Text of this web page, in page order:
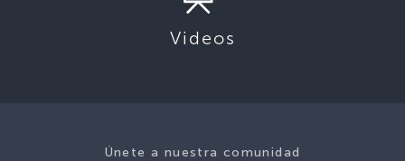
Videos
Únete a nuestra comunidad